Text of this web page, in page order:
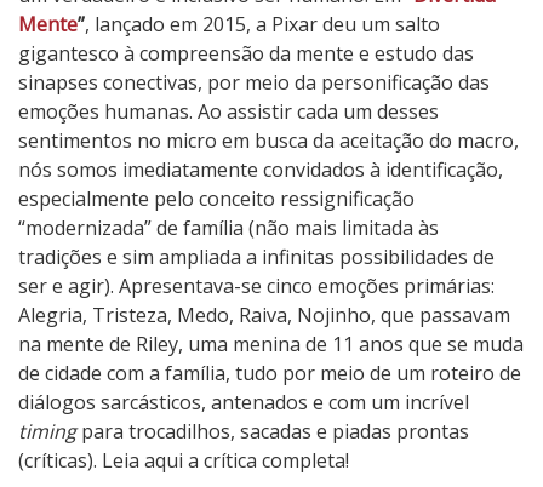
Mente”, lançado em 2015, a Pixar deu um salto
gigantesco à compreensão da mente e estudo das
sinapses conectivas, por meio da personificação das
emoções humanas. Ao assistir cada um desses
sentimentos no micro em busca da aceitação do macro,
nós somos imediatamente convidados à identificação,
especialmente pelo conceito ressignificação
“modernizada” de família (não mais limitada às
tradições e sim ampliada a infinitas possibilidades de
ser e agir). Apresentava-se cinco emoções primárias:
Alegria, Tristeza, Medo, Raiva, Nojinho, que passavam
na mente de Riley, uma menina de 11 anos que se muda
de cidade com a família, tudo por meio de um roteiro de
diálogos sarcásticos, antenados e com um incrível
timingpara trocadilhos, sacadas e piadas prontas
(críticas). Leia aqui a crítica completa!